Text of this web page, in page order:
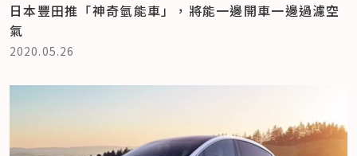
日本豐田推「神奇氫能車」，將能一邊開車一邊過濾空
氣
2020.05.26